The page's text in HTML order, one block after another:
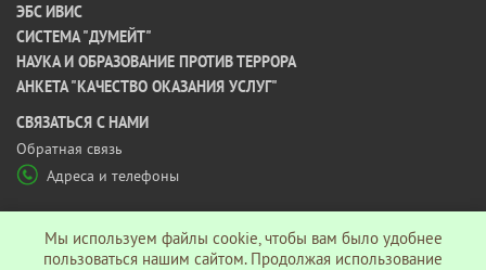
ЭБС ИВИС
СИСТЕМА "ДУМЕЙТ"
НАУКА И ОБРАЗОВАНИЕ ПРОТИВ ТЕРРОРА
АНКЕТА "КАЧЕСТВО ОКАЗАНИЯ УСЛУГ"
CВЯЗАТЬСЯ С НАМИ
Обратная связь
Адреса и телефоны
Мы используем файлы cookie, чтобы вам было удобнее
пользоваться нашим сайтом. Продолжая использование